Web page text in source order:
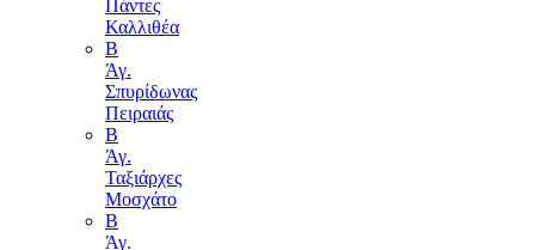
Πάντες
Καλλιθέα
Β
Άγ.
Σπυρίδωνας
Πειραιάς
B
Άγ.
Ταξιάρχες
Μοσχάτο
Β
Άγ.